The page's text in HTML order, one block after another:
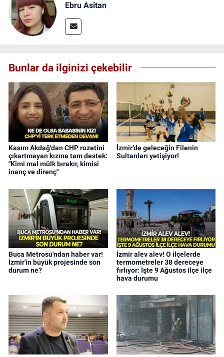
Ebru Asitan
Bunlar da ilginizi çekebilir
Kasım Akdağ'dan CHP rozetini
çıkartmayan kızına tam destek:
"Kimi mal mülk bırakır, kimisi
inanç ve direnç"
İzmir’de geleceğin Filenin
Sultanları yetişiyor!
Buca Metrosu'ndan haber var!
İzmir'in büyük projesinde son
durum ne?
İzmir alev alev! O ilçelerde
termometreler 38 dereceye
fırlıyor: İşte 9 Ağustos ilçe ilçe
hava durumu